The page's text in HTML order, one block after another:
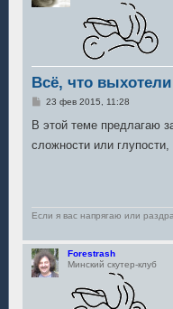
Всё, что
С
о
щ
23 фев 2015, 11:28
В этой теме предлагаю
сложности или глупости,
Если я вас напрягаю или
Forestrash
Минский скутер-клуб